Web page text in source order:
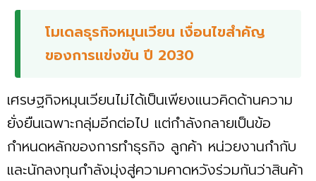
โมเดลธุรกิจหมุนเวียน เงื่อนไขสำคัญ
ของการแข่งขัน ปี 2030
เศรษฐกิจหมุนเวียนไม่ได้เป็นเพียงแนวคิดด้านความ
ยั่งยืนเฉพาะกลุ่มอีกต่อไป แต่กำลังกลายเป็นข้อ
กำหนดหลักของการทำธุรกิจ ลูกค้า หน่วยงานกำกับ
และนักลงทุนกำลังมุ่งสู่ความคาดหวังร่วมกันว่าสินค้า